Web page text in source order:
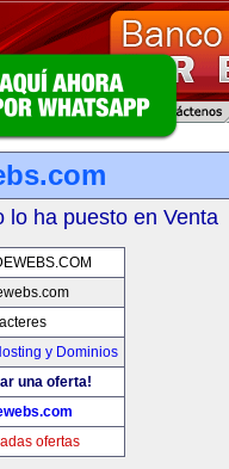
lo ha puesto en Venta
y Dominios
una oferta!
ofertas